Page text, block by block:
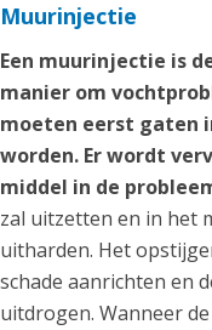
Muurinjectie
Een muurinjectie is
manier om
moeten eerst gaten
worden. Er wordt
middel in de
zal uitzetten en in het
uitharden. Het
schade aanrichten en
uitdrogen. Wanneer